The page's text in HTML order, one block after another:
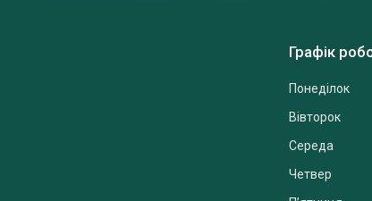
Графік
Понеділок
Вівторок
Середа
Четвер